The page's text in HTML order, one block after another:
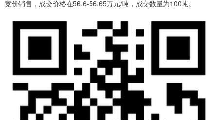
竞价销售，成交价格在56.6-56.65万元/吨，成交数量为100吨。